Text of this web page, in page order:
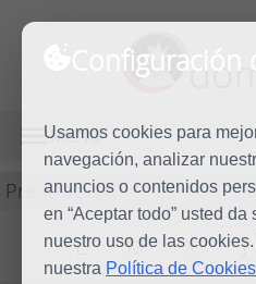
Configuración
Usamos cookies para
navegación, analizar
anuncios o contenidos
en “Aceptar todo” usted
nuestro uso de las
nuestra Política de Cookies
MENÚ
Predicación
L M X J